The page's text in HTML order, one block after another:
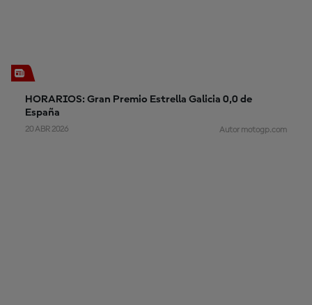
HORARIOS: Gran Premio Estrella Galicia 0,0 de
España
20 ABR 2026 Autor motogp.com